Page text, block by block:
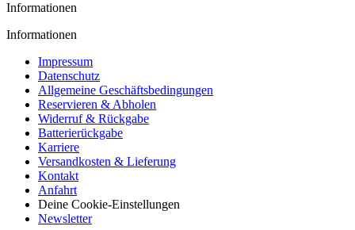
Informationen
Informationen
Impressum
Datenschutz
Allgemeine Geschäftsbedingungen
Reservieren & Abholen
Widerruf & Rückgabe
Batterierückgabe
Karriere
Versandkosten & Lieferung
Kontakt
Anfahrt
Deine Cookie-Einstellungen
Newsletter